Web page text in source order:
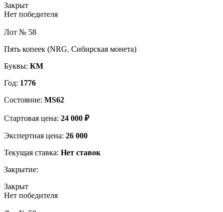
Закрыт
Нет победителя
Лот № 58
Пять копеек (NRG. Сибирская монета)
Буквы: КМ
Год: 1776
Состояние: MS62
Стартовая цена: 24 000 ₽
Экспертная цена: 26 000
Текущая ставка: Нет ставок
Закрытие:
Закрыт
Нет победителя